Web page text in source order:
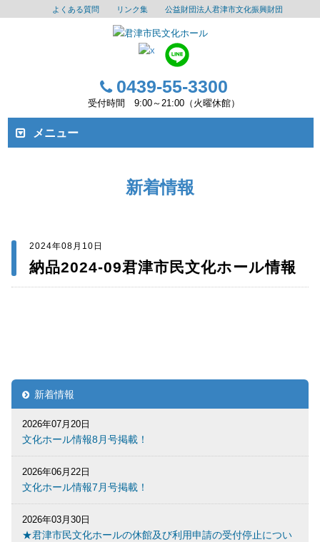
よくある質問 リンク集 公益財団法人君津市文化振興財団
0439-55-3300
受付時間 9:00～21:00（火曜休館）
メニュー
新着情報
2024年08月10日
納品2024-09君津市民文化ホール情報
新着情報
2026年07月20日
文化ホール情報8月号掲載！
2026年06月22日
文化ホール情報7月号掲載！
2026年03月30日
★君津市民文化ホールの休館及び利用申請の受付停止につい